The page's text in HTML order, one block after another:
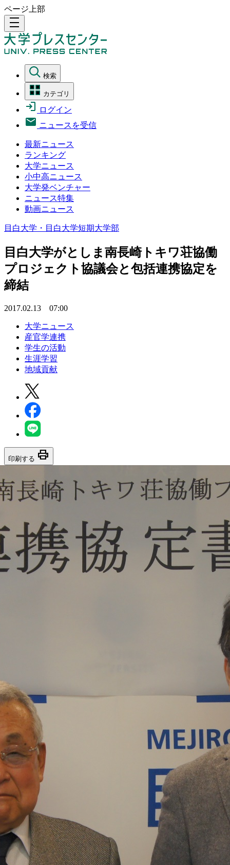
ページ上部
density_medium
検索
カテゴリ
ログイン
ニュースを受信
最新ニュース
ランキング
大学ニュース
小中高ニュース
大学発ベンチャー
ニュース特集
動画ニュース
目白大学・目白大学短期大学部
目白大学がとしま南長崎トキワ荘協働
プロジェクト協議会と包括連携協定を
締結
2017.02.13 07:00
大学ニュース
産官学連携
学生の活動
生涯学習
地域貢献
印刷する print